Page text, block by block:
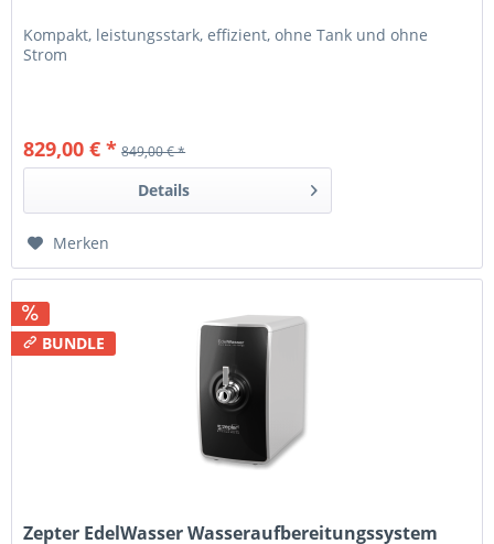
Kompakt, leistungsstark, effizient, ohne Tank und ohne
Strom
829,00 € * 849,00 € *
Details
Merken
BUNDLE
Zepter EdelWasser Wasseraufbereitungssystem